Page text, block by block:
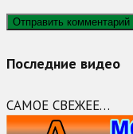
Последние видео
САМОЕ СВЕЖЕЕ…